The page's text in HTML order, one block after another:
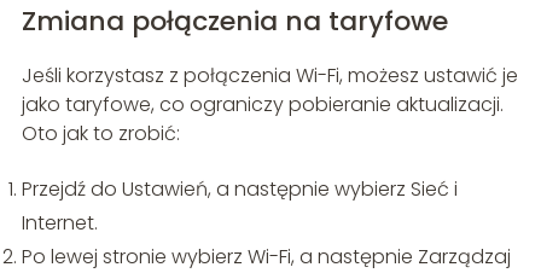
Zmiana połączenia na taryfowe
Jeśli korzystasz z połączenia Wi-Fi, możesz ustawić je
jako taryfowe, co ograniczy pobieranie aktualizacji.
Oto jak to zrobić:
Przejdź do Ustawień, a następnie wybierz Sieć i
Internet.
Po lewej stronie wybierz Wi-Fi, a następnie Zarządzaj